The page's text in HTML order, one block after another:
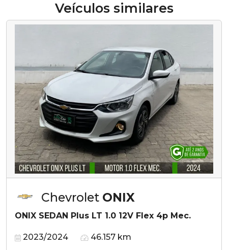
Veículos similares
Chevrolet ONIX
ONIX SEDAN Plus LT 1.0 12V Flex 4p Mec.
2023/2024 46.157 km